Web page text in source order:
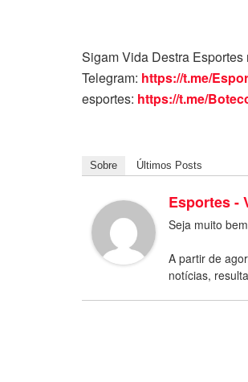
Sigam Vida Destra Esportes
Telegram: https://t.me/
esportes: https://t.me/
Sobre Últimos Posts
Esportes -
Seja muito
A partir de
notícias,